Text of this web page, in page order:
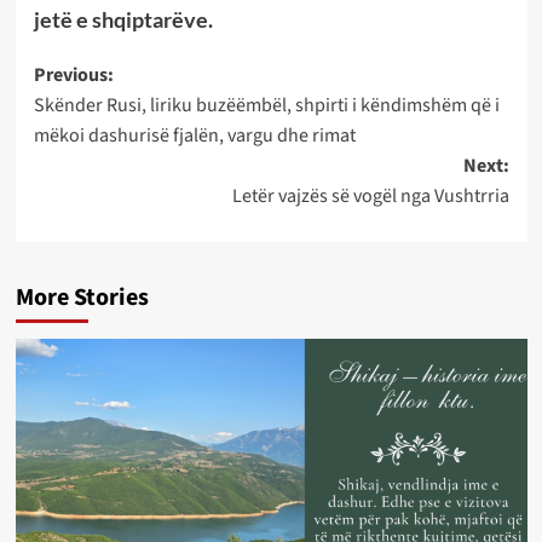
jetë e shqiptarëve.
Post
navigation
Previous:
Skënder Rusi, liriku buzëëmbël, shpirti i këndimshëm që i
mëkoi dashurisë fjalën, vargu dhe rimat
Next:
Letër vajzës së vogël nga Vushtrria
More Stories